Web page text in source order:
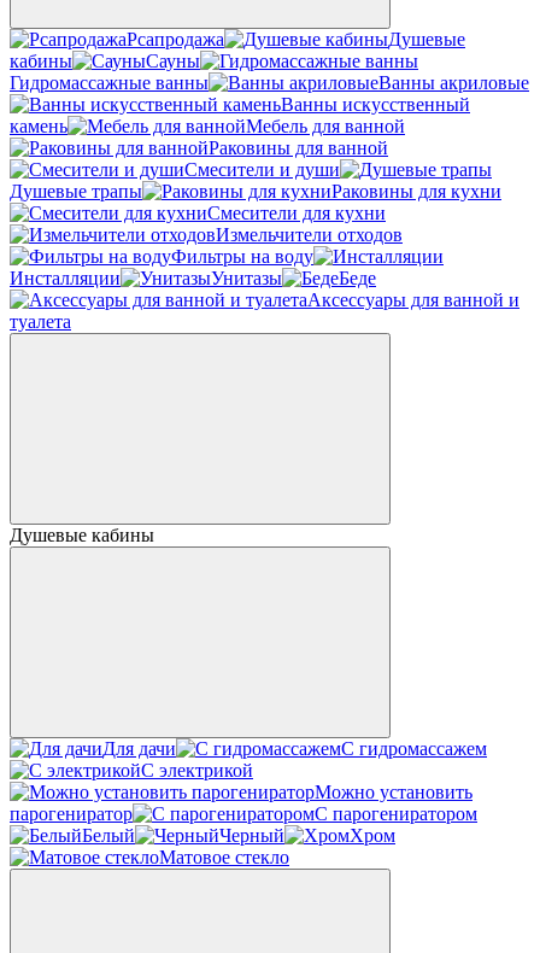
Рсапродажа
Душевые
кабины
Сауны
Гидромассажные ванны
Ванны акриловые
Ванны искусственный
камень
Мебель для ванной
Раковины для ванной
Смесители и души
Душевые трапы
Раковины для кухни
Смесители для кухни
Измельчители отходов
Фильтры на воду
Инсталляции
Унитазы
Беде
Аксессуары для ванной и
туалета
Душевые кабины
Для дачи
С гидромассажем
С электрикой
Можно установить
парогениратор
С парогениратором
Белый
Черный
Хром
Матовое стекло